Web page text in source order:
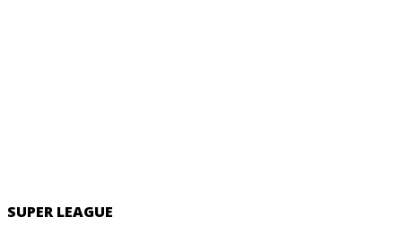
SUPER LEAGUE